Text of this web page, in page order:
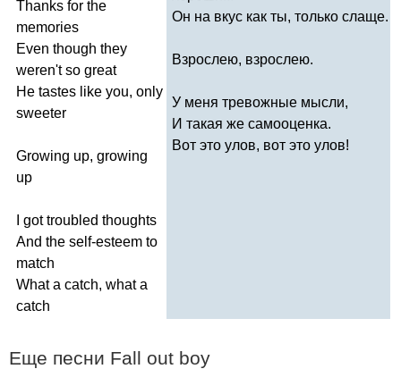
Thanks for the
memories
Even though they
weren't so great
He tastes like you, only
sweeter
Growing up, growing
up
got troubled thoughts
And the self-esteem to
match
What a catch, what a
catch
Он на вкус как ты, только слаще.
Взрослею, взрослею.
У меня тревожные мысли,
И такая же самооценка.
Вот это улов, вот это улов!
Еще песни Fall out boy